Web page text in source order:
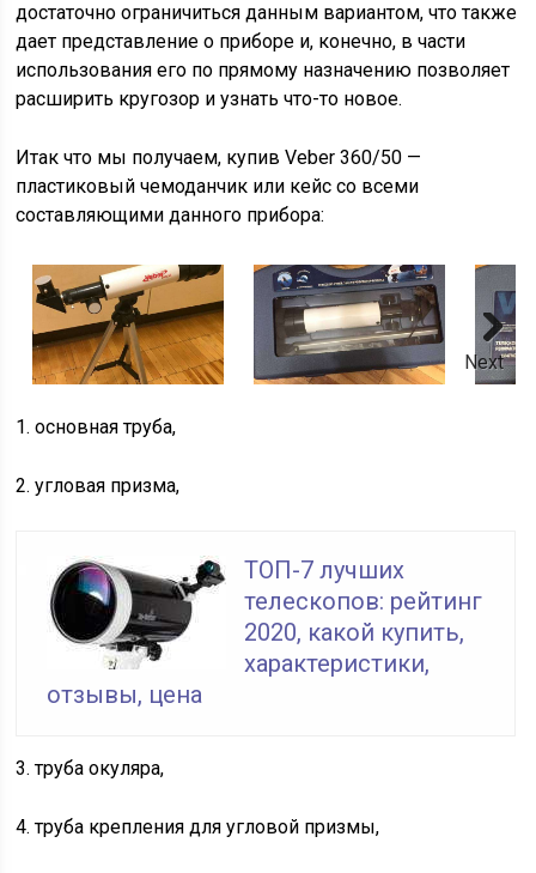
достаточно ограничиться данным вариантом, что также
дает представление о приборе и, конечно, в части
использования его по прямому назначению позволяет
расширить кругозор и узнать что-то новое.
Итак что мы получаем, купив Veber 360/50 —
пластиковый чемоданчик или кейс со всеми
составляющими данного прибора:
Next
1. основная труба,
2. угловая призма,
ТОП-7 лучших
телескопов: рейтинг
2020, какой купить,
характеристики,
отзывы, цена
3. труба окуляра,
4. труба крепления для угловой призмы,